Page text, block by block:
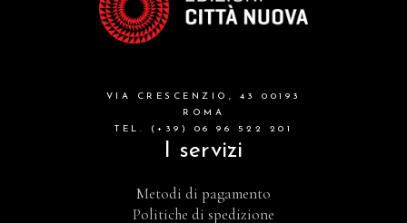
VIA CRESCENZIO, 43 00193
ROMA
TEL. (+39) 06 96 522 201
I servizi
Metodi di pagamento
Politiche di spedizione